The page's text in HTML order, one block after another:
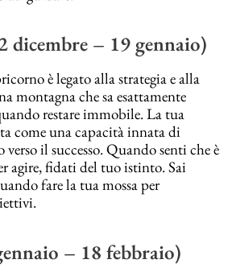
dicembre – 19 gennaio)
è legato alla strategia e alla
montagna che sa esattamente
restare immobile. La tua
come una capacità innata di
il successo. Quando senti che è
agire, fidati del tuo istinto. Sai
fare la tua mossa per
– 18 febbraio)